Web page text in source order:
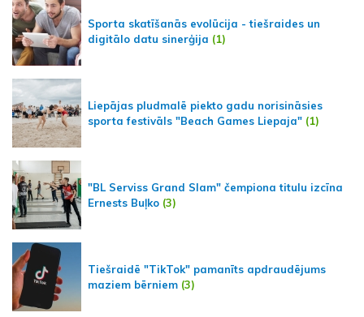
Sporta skatīšanās evolūcija - tiešraides un
digitālo datu sinerģija (1)
Liepājas pludmalē piekto gadu norisināsies
sporta festivāls "Beach Games Liepaja" (1)
"BL Serviss Grand Slam" čempiona titulu izcīna
Ernests Buļko (3)
Tiešraidē "TikTok" pamanīts apdraudējums
maziem bērniem (3)